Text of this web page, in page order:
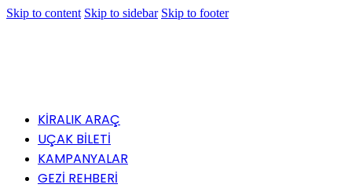
Skip to content Skip to sidebar Skip to footer
KİRALIK ARAÇ
UÇAK BİLETİ
KAMPANYALAR
GEZİ REHBERİ